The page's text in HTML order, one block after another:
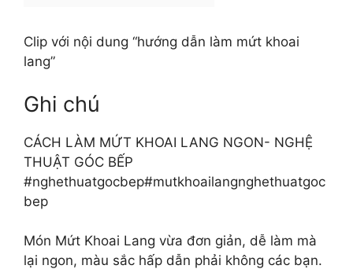
Clip với nội dung “hướng dẫn làm mứt khoai
lang”
Ghi chú
CÁCH LÀM MỨT KHOAI LANG NGON- NGHỆ
THUẬT GÓC BẾP
#nghethuatgocbep#mutkhoailangnghethuatgoc
bep
Món Mứt Khoai Lang vừa đơn giản, dễ làm mà
lại ngon, màu sắc hấp dẫn phải không các bạn.